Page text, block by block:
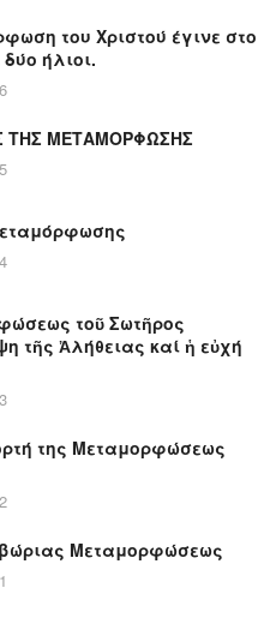
του Χριστού έγινε στο
ήλιοι.
ΤΗΣ ΜΕΤΑΜΟΡΦΩΣΗΣ
τοῦ Σωτῆρος
τῆς Ἀλήθειας καί ἡ εὐχή
της Μεταμορφώσεως
Μεταμορφώσεως